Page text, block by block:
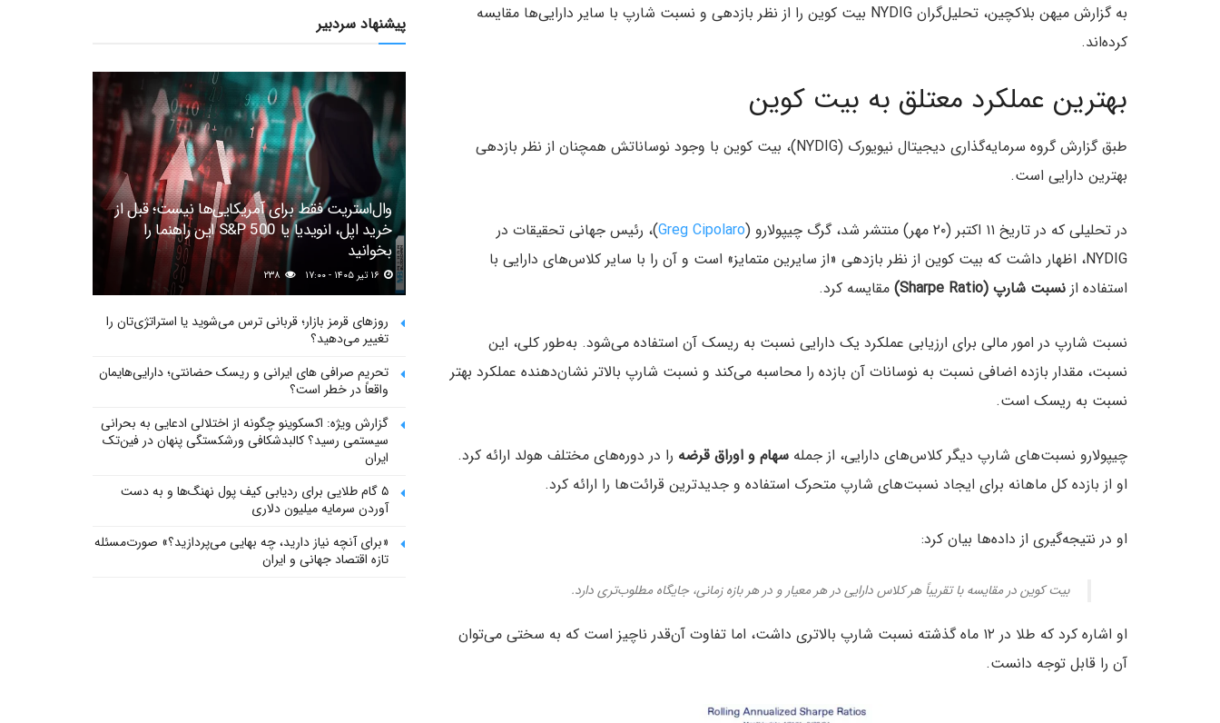
به گزارش میهن بلاکچین، تحلیل‌گران NYDIG بیت کوین را از نظر بازدهی و نسبت شارپ با سایر دارایی‌ها مقایسه
کرده‌اند.
بهترین عملکرد معتلق به بیت کوین
طبق گزارش گروه سرمایه‌گذاری دیجیتال نیویورک (NYDIG)، بیت کوین با وجود نوساناتش همچنان از نظر بازدهی
بهترین دارایی است.
در تحلیلی که در تاریخ ۱۱ اکتبر (۲۰ مهر) منتشر شد، گرگ چیپولارو ( Greg Cipolaro)، رئیس جهانی تحقیقات در
NYDIG، اظهار داشت که بیت کوین از نظر بازدهی «از سایرین متمایز» است و آن را با سایر کلاس‌های دارایی با
استفاده از نسبت شارپ (Sharpe Ratio) مقایسه کرد.
نسبت شارپ در امور مالی برای ارزیابی عملکرد یک دارایی نسبت به ریسک آن استفاده می‌شود. به‌طور کلی، این
نسبت، مقدار بازده اضافی نسبت به نوسانات آن بازده را محاسبه می‌کند و نسبت شارپ بالاتر نشان‌دهنده عملکرد بهتر
نسبت به ریسک است.
چیپولارو نسبت‌های شارپ دیگر کلاس‌های دارایی، از جمله سهام و اوراق قرضه را در دوره‌های مختلف هولد ارائه کرد.
او از بازده کل ماهانه برای ایجاد نسبت‌های شارپ متحرک استفاده و جدیدترین قرائت‌ها را ارائه کرد.
او در نتیجه‌گیری از داده‌ها بیان کرد:
بیت کوین در مقایسه با تقریباً هر کلاس دارایی در هر معیار و در هر بازه زمانی، جایگاه مطلوب‌تری دارد.
او اشاره کرد که طلا در ۱۲ ماه گذشته نسبت شارپ بالاتری داشت، اما تفاوت آن‌قدر ناچیز است که به سختی می‌توان
آن را قابل توجه دانست.
پیشنهاد سردبیر
وال‌استریت فقط برای آمریکایی‌ها نیست؛ قبل از
خرید اپل، انویدیا یا S&P 500 این راهنما را
بخوانید
روزهای قرمز بازار؛ قربانی ترس می‌شوید یا استراتژی‌تان را
تغییر می‌دهید؟
تحریم صرافی های ایرانی و ریسک حضانتی؛ دارایی‌هایمان
واقعاً در خطر است؟
گزارش ویژه: اکسکوینو چگونه از اختلالی ادعایی به بحرانی
سیستمی رسید؟ کالبدشکافی ورشکستگی پنهان در فین‌تک
ایران
۵ گام طلایی برای ردیابی کیف پول‌ نهنگ‌ها و به دست
آوردن سرمایه میلیون دلاری
«برای آنچه نیاز دارید، چه بهایی می‌پردازید؟» صورت‌مسئله
تازه اقتصاد جهانی و ایران